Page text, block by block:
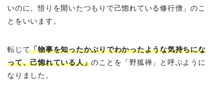
いのに、悟りを開いたつもりで己惚れている修行僧」のこ
とをいいます。
転じて「物事を知ったかぶりでわかったような気持ちにな
って、己惚れている人」のことを「野狐禅」と呼ぶように
なりました。